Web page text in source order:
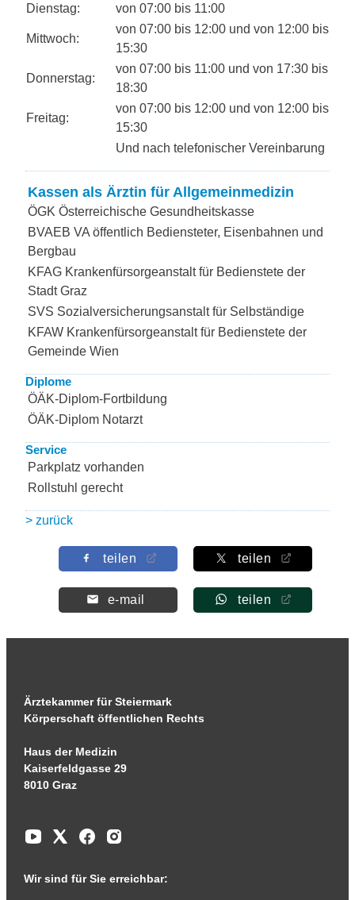
Dienstag:
von 07:00 bis 11:00
Mittwoch:
von 07:00 bis 12:00 und von 12:00 bis
15:30
Donnerstag:
von 07:00 bis 11:00 und von 17:30 bis
18:30
Freitag:
von 07:00 bis 12:00 und von 12:00 bis
15:30
Und nach telefonischer Vereinbarung
Kassen als Ärztin für Allgemeinmedizin
ÖGK Österreichische Gesundheitskasse
BVAEB VA öffentlich Bediensteter, Eisenbahnen und
Bergbau
KFAG Krankenfürsorgeanstalt für Bedienstete der
Stadt Graz
SVS Sozialversicherungsanstalt für Selbständige
KFAW Krankenfürsorgeanstalt für Bedienstete der
Gemeinde Wien
Diplome
ÖÄK-Diplom-Fortbildung
ÖÄK-Diplom Notarzt
Service
Parkplatz vorhanden
Rollstuhl gerecht
> zurück
teilen teilen
e-mail teilen
Ärztekammer für Steiermark
Körperschaft öffentlichen Rechts
Haus der Medizin
Kaiserfeldgasse 29
8010 Graz
Wir sind für Sie erreichbar: